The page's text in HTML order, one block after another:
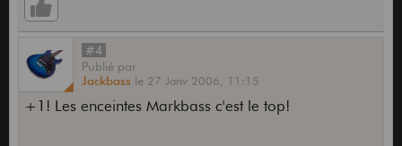
#4
Publié par
Jackbass le 27 Janv 2006, 11:15
+1! Les enceintes Markbass c'est le top!